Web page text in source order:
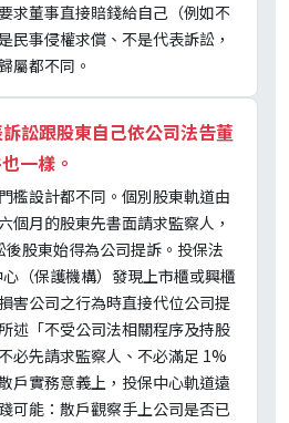
求董事直接賠錢給自己（例如不
民事侵權求償、不是代表訴訟，
屬都不同。
訟跟股東自己依公司法告董
一樣。
檻設計都不同。個別股東軌道由
個月的股東先書面請求監察人，
股東始得為公司提訴。投保法
（保護機構）發現上市櫃或興櫃
害公司之行為時直接代位公司提
述「不受公司法相關程序及持股
必先請求監察人、不必滿足 1%
戶實務意義上，投保中心軌道遠
可能：散戶觀察手上公司是否已